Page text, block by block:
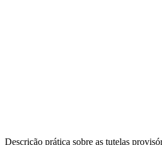
Descrição prática sobre as tutelas